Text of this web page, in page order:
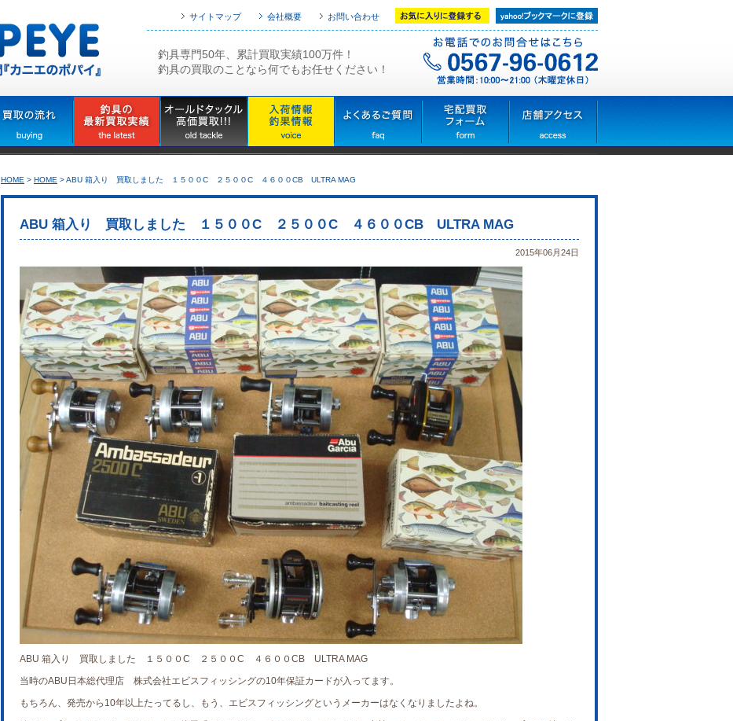
サイトマップ 会社概要 お問い合わせ
釣具専門50年、累計買取実績100万件！
釣具の買取のことなら何でもお任せください！
HOME > HOME >ABU 箱入り 買取しました １５００C ２５００C ４６００CB ULTRA MAG
ABU 箱入り 買取しました １５００C ２５００C ４６００CB ULTRA MAG
2015年06月24日
ABU 箱入り 買取しました １５００C ２５００C ４６００CB ULTRA MAG
当時のABU日本総代理店 株式会社エビスフィッシングの10年保証カードが入ってます。
もちろん、発売から10年以上たってるし、もう、エビスフィッシングというメーカーはなくなりましたよね。